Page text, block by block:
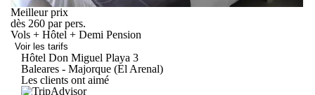
Meilleur prix
dès 260 par pers.
Vols + Hôtel + Demi Pension
Voir les tarifs
Hôtel Don Miguel Playa 3
Baleares - Majorque (El Arenal)
Les clients ont aimé